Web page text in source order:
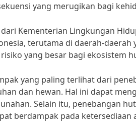
yang merugikan bagi
Kementerian Lingkungan
terutama di daerah-daerah
yang besar bagi ekosistem
yang paling terlihat dari
dan hewan. Hal ini dapat
Selain itu, penebangan
berdampak pada ketersediaan